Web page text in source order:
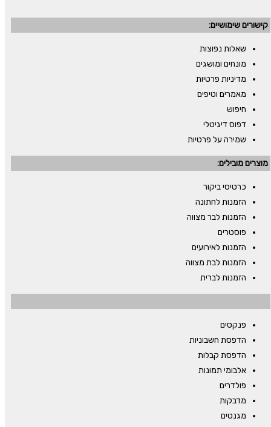
קישורים שימושיים:
שאלות נפוצות
מונחים ומושגים
מדיניות פרטיות
מאמרים וטיפים
חיפוש
דפוס דיגיטלי
שמירה על פרטיות
מוצרים מובילים:
כרטיסי ביקור
הזמנות לחתונה
הזמנות לבר מצווה
פוסטרים
הזמנות לאירועים
הזמנות לבת מצווה
הזמנות לברית
פנקסים
הדפסת חשבוניות
הדפסת קבלות
אלבומי תמונות
פולדרים
מדבקות
מגנטים